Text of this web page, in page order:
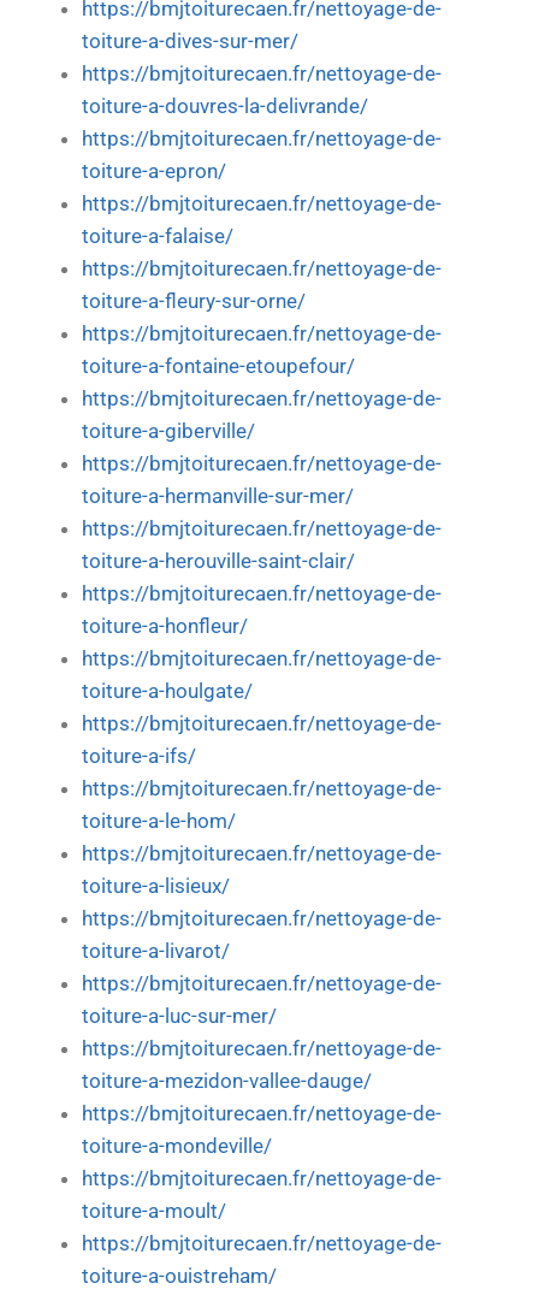
https://bmjtoiturecaen.fr/nettoyage-de-
toiture-a-dives-sur-mer/
https://bmjtoiturecaen.fr/nettoyage-de-
toiture-a-douvres-la-delivrande/
https://bmjtoiturecaen.fr/nettoyage-de-
toiture-a-epron/
https://bmjtoiturecaen.fr/nettoyage-de-
toiture-a-falaise/
https://bmjtoiturecaen.fr/nettoyage-de-
toiture-a-fleury-sur-orne/
https://bmjtoiturecaen.fr/nettoyage-de-
toiture-a-fontaine-etoupefour/
https://bmjtoiturecaen.fr/nettoyage-de-
toiture-a-giberville/
https://bmjtoiturecaen.fr/nettoyage-de-
toiture-a-hermanville-sur-mer/
https://bmjtoiturecaen.fr/nettoyage-de-
toiture-a-herouville-saint-clair/
https://bmjtoiturecaen.fr/nettoyage-de-
toiture-a-honfleur/
https://bmjtoiturecaen.fr/nettoyage-de-
toiture-a-houlgate/
https://bmjtoiturecaen.fr/nettoyage-de-
toiture-a-ifs/
https://bmjtoiturecaen.fr/nettoyage-de-
toiture-a-le-hom/
https://bmjtoiturecaen.fr/nettoyage-de-
toiture-a-lisieux/
https://bmjtoiturecaen.fr/nettoyage-de-
toiture-a-livarot/
https://bmjtoiturecaen.fr/nettoyage-de-
toiture-a-luc-sur-mer/
https://bmjtoiturecaen.fr/nettoyage-de-
toiture-a-mezidon-vallee-dauge/
https://bmjtoiturecaen.fr/nettoyage-de-
toiture-a-mondeville/
https://bmjtoiturecaen.fr/nettoyage-de-
toiture-a-moult/
https://bmjtoiturecaen.fr/nettoyage-de-
toiture-a-ouistreham/